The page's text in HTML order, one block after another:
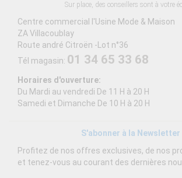
Sur place, des conseillers sont à votre
Centre commercial l'Usine Mode & Maison
ZA Villacoublay
Route andré Citroën -Lot n°36
Tél magasin: 01 34 65 33 68
Horaires d'ouverture:
Du Mardi au vendredi De 11 H à 20 H
Samedi et Dimanche De 10 H à 20 H
S'abonner à la Newsletter
Profitez de nos offres exclusives, de nos
et tenez-vous au courant des dernières